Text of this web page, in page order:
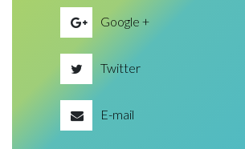
Google +
Twitter
E-mail